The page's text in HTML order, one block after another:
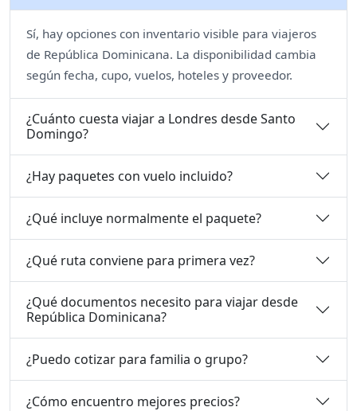
Sí, hay opciones con inventario visible para viajeros
de República Dominicana. La disponibilidad cambia
según fecha, cupo, vuelos, hoteles y proveedor.
¿Cuánto cuesta viajar a Londres desde Santo
Domingo?
¿Hay paquetes con vuelo incluido?
¿Qué incluye normalmente el paquete?
¿Qué ruta conviene para primera vez?
¿Qué documentos necesito para viajar desde
República Dominicana?
¿Puedo cotizar para familia o grupo?
¿Cómo encuentro mejores precios?